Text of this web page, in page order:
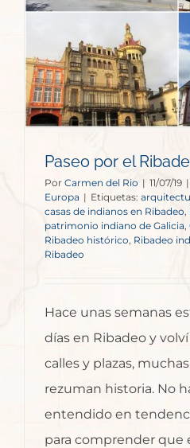
Paseo por el
Por Carmen del Rio | 11/07/19 |
Europa | Etiquetas:
casas de indianos en Ribadeo
patrimonio indiano de Galicia,
Ribadeo histórico Ribadeo
Ribadeo
Hace unas semanas
días en Ribadeo y
calles y plazas,
rezuman historia. No
entendido en
para comprender que